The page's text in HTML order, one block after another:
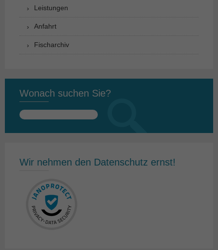
Leistungen
Anfahrt
Fischarchiv
Wonach suchen Sie?
Suchen
Wir nehmen den Datenschutz ernst!